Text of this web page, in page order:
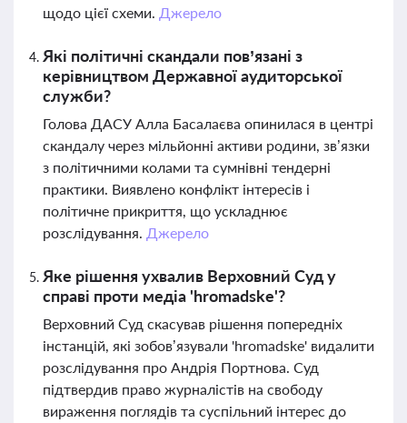
щодо цієї схеми. Джерело
Які політичні скандали пов’язані з
керівництвом Державної аудиторської
служби?
Голова ДАСУ Алла Басалаєва опинилася в центрі
скандалу через мільйонні активи родини, зв’язки
з політичними колами та сумнівні тендерні
практики. Виявлено конфлікт інтересів і
політичне прикриття, що ускладнює
розслідування. Джерело
Яке рішення ухвалив Верховний Суд у
справі проти медіа 'hromadske'?
Верховний Суд скасував рішення попередніх
інстанцій, які зобов’язували 'hromadske' видалити
розслідування про Андрія Портнова. Суд
підтвердив право журналістів на свободу
вираження поглядів та суспільний інтерес до